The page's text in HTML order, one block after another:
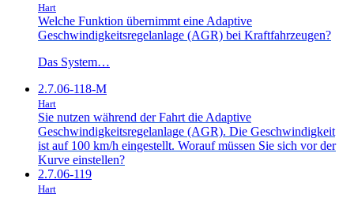
Hart
Welche Funktion übernimmt eine Adaptive
Geschwindigkeitsregelanlage (AGR) bei Kraftfahrzeugen?
Das System…
2.7.06-118-M
Hart
Sie nutzen während der Fahrt die Adaptive
Geschwindigkeitsregelanlage (AGR). Die Geschwindigkeit
ist auf 100 km/h eingestellt. Worauf müssen Sie sich vor der
Kurve einstellen?
2.7.06-119
Hart